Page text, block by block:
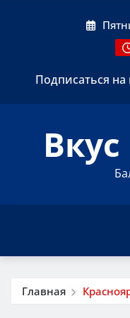
Подписаться на
Главная